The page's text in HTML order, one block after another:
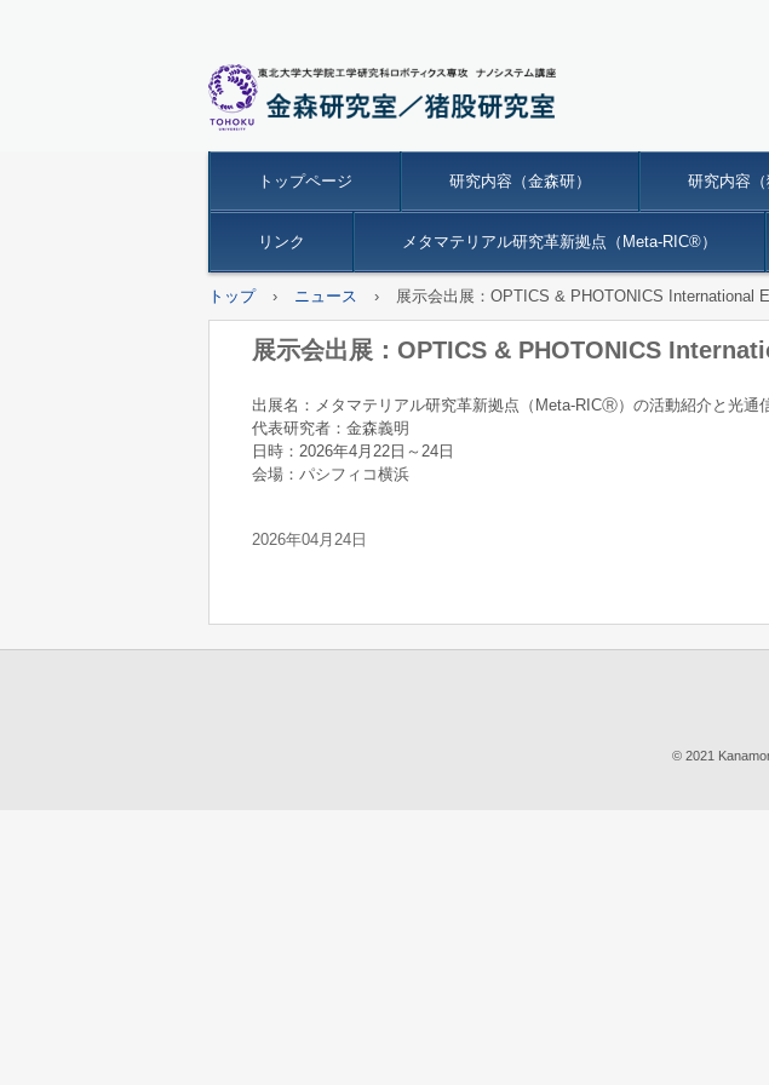
トップページ 研究内容（金森研） 研究内容（
リンク メタマテリアル研究革新拠点（Meta-RIC®）
トップ › ニュース › 展示会出展：OPTICS & PHOTONICS International
展示会出展：OPTICS & PHOTONICS
出展名：メタマテリアル研究革新拠点（Meta-RICⓇ）の活動紹介と光通
代表研究者：金森義明
日時：2026年4月22日～24日
会場：パシフィコ横浜
2026年04月24日
© 2021